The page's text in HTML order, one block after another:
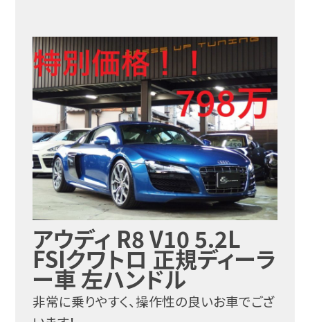
アウディ R8 V10 5.2L
FSIクワトロ 正規ディーラ
ー車 左ハンドル
非常に乗りやすく、操作性の良いお車でござ